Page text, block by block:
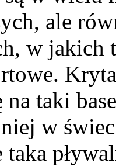
ale
w
na taki
w
taka